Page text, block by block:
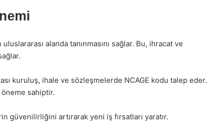
alanda tanınmasını sağlar. Bu, ihracat ve
kuruluş, ihale ve sözleşmelerde NCAGE kodu talep eder.
sahiptir.
güvenilirliğini artırarak yeni iş fırsatları yaratır.